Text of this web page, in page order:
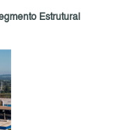
Estrutural